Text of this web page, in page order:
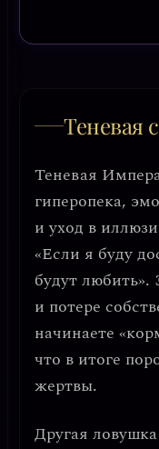
Теневая
Теневая
гиперопека,
и уход в
«Если я буду
будут
и потере
начинаете
что в итоге
жертвы.
Другая